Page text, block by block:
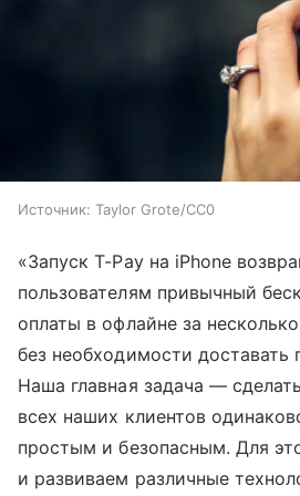
Источник: Taylor Grote/CC0
«Запуск T-Pay на iPhone
пользователям привычный
оплаты в офлайне за
без необходимости доставать
Наша главная задача —
всех наших клиентов
простым и безопасным. Для
и развиваем различные